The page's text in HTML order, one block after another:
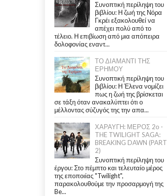
Συνοπτική περίληψη του
βιβλίου: Η ζωή της Νόρα
Γκρέι εξακολουθεί να
απέχει πολύ από το
τέλειο. Η επιβίωση από μια απόπειρα
δολοφονίας εναντ...
ΤΟ ΔΙΑΜΑΝΤΙ ΤΗΣ
ΕΡΗΜΟΥ
Συνοπτική περίληψη του
βιβλίου: Η Έλενα νομίζει
πως η ζωή της βρίσκεται
σε τάξη όταν ανακαλύπτει ότι ο
μέλλοντας σύζυγός της την απα...
ΧΑΡΑΥΓΗ: ΜΕΡΟΣ 2ο -
THE TWILIGHT SAGA:
BREAKING DAWN (PART
2)
Συνοπτική περίληψη του
έργου: Στο πέμπτο και τελευταίο μέρος
της εποποιίας "Twilight",
παρακολουθούμε την προσαρμογή της
Be...